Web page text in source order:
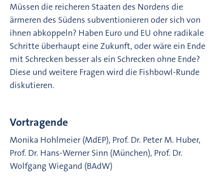
Müssen die reicheren Staaten des Nordens die
ärmeren des Südens subventionieren oder sich von
ihnen abkoppeln? Haben Euro und EU ohne radikale
Schritte überhaupt eine Zukunft, oder wäre ein Ende
mit Schrecken besser als ein Schrecken ohne Ende?
Diese und weitere Fragen wird die Fishbowl-Runde
diskutieren.
Vortragende
Monika Hohlmeier (MdEP), Prof. Dr. Peter M. Huber,
Prof. Dr. Hans-Werner Sinn (München), Prof. Dr.
Wolfgang Wiegand (BAdW)